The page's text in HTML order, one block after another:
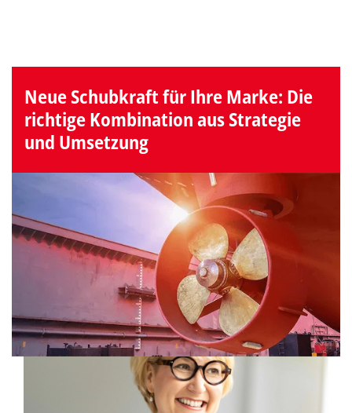
Neue Schubkraft für Ihre Marke: Die
richtige Kombination aus Strategie
und Umsetzung